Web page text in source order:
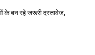
के बन रहे जरूरी दस्तावेज,